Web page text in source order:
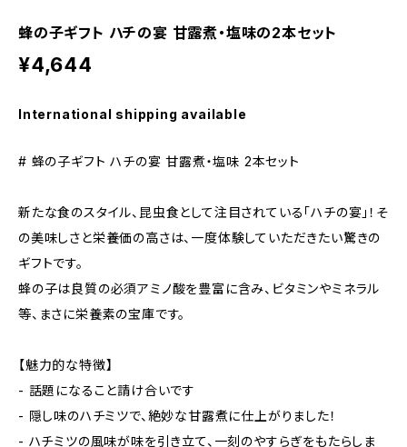
蜂の子ギフト ハチの宴 甘露煮・塩味の2本セット
¥4,644
International shipping available
# 蜂の子ギフト ハチの宴 甘露煮・塩味 2本セット
新たな食のスタイル、昆虫食として注目されている「ハチの宴」！そ
の美味しさと栄養価の高さは、一度体験していただきたい驚きの
ギフトです。
蜂の子は良質の必須アミノ酸を豊富に含み、ビタミンやミネラル
等、まさに栄養素の宝庫です。
【魅力的な特徴】
- 話題になること請け合いです
- 隠し味のハチミツで、絶妙な甘露煮に仕上がりました！
- ハチミツの風味が味を引き立て、一刻のやすらぎをもたらしま